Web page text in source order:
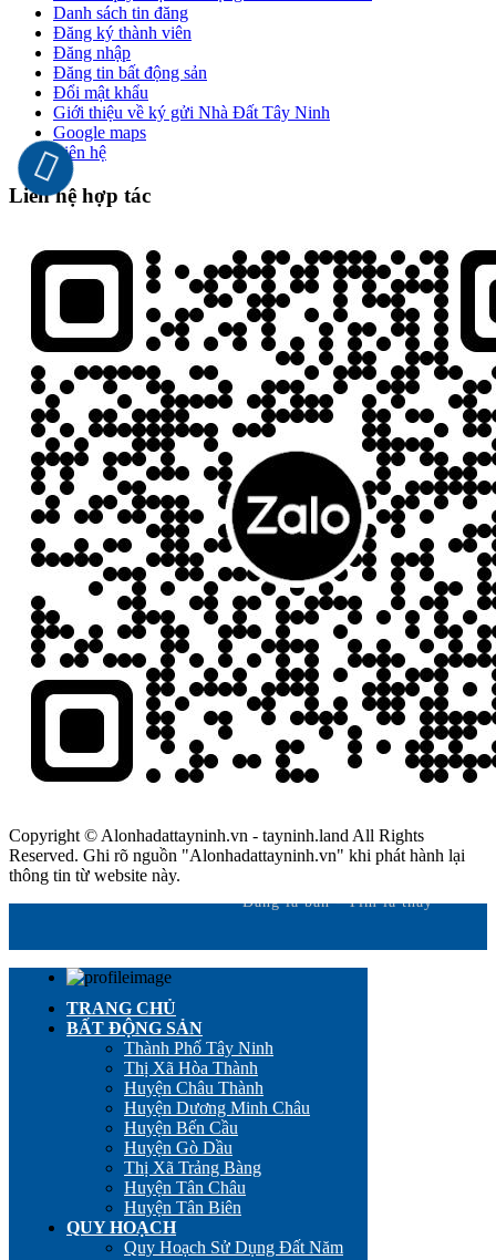
Danh sách tin đăng
Đăng ký thành viên
Đăng nhập
Đăng tin bất động sản
Đổi mật khẩu
Giới thiệu về ký gửi Nhà Đất Tây Ninh
Google maps
Liên hệ
Liên hệ hợp tác
Copyright © Alonhadattayninh.vn - tayninh.land All Rights
Reserved. Ghi rõ nguồn "Alonhadattayninh.vn" khi phát hành lại
thông tin từ website này.
Đăng là bán - Tìm là thấy
TRANG CHỦ
BẤT ĐỘNG SẢN
Thành Phố Tây Ninh
Thị Xã Hòa Thành
Huyện Châu Thành
Huyện Dương Minh Châu
Huyện Bến Cầu
Huyện Gò Dầu
Thị Xã Trảng Bàng
Huyện Tân Châu
Huyện Tân Biên
QUY HOẠCH
Quy Hoạch Sử Dụng Đất Năm